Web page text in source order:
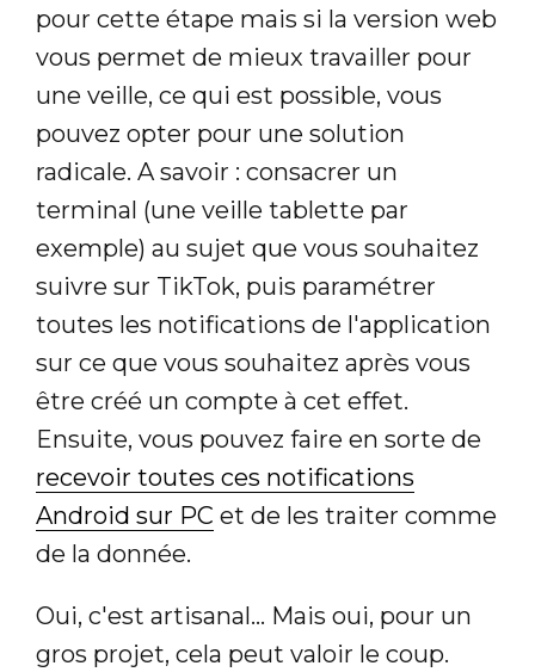
pour cette étape mais si la version web
vous permet de mieux travailler pour
une veille, ce qui est possible, vous
pouvez opter pour une solution
radicale. A savoir : consacrer un
terminal (une veille tablette par
exemple) au sujet que vous souhaitez
suivre sur TikTok, puis paramétrer
toutes les notifications de l'application
sur ce que vous souhaitez après vous
être créé un compte à cet effet.
Ensuite, vous pouvez faire en sorte de
recevoir toutes ces notifications
Android sur PC et de les traiter comme
de la donnée.
Oui, c'est artisanal... Mais oui, pour un
gros projet, cela peut valoir le coup.